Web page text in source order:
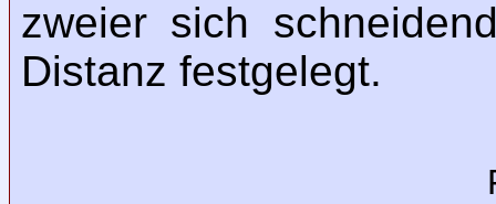
zweier sich
Distanz festgelegt.